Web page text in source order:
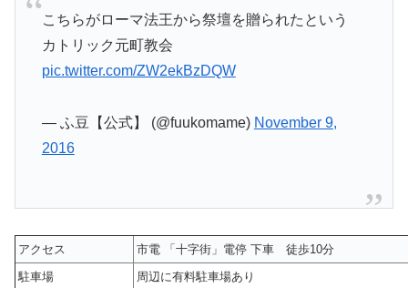
こちらがローマ法王から祭壇を贈られたという
カトリック元町教会
pic.twitter.com/ZW2ekBzDQW
— ふ豆【公式】 (@fuukomame) November 9,
2016
アクセス
市電 「十字街」電停 下車 徒歩10分
駐車場
周辺に有料駐車場あり